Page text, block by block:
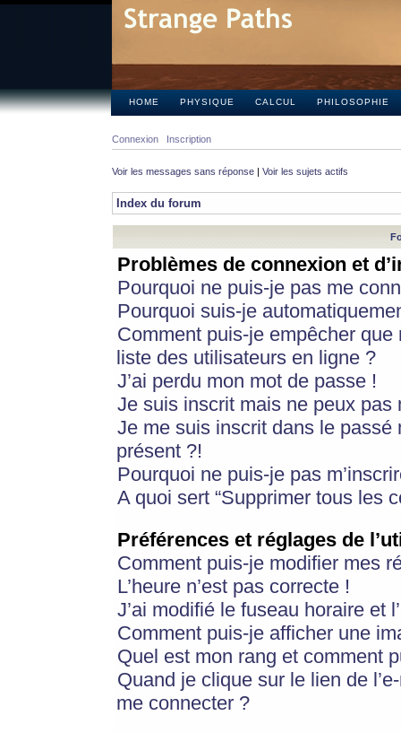
HOME PHYSIQUE CALCUL PHILOSOPHIE
Connexion Inscription
Voir les messages sans réponse | Voir les sujets actifs
Index du forum
Problèmes de connexion et
Pourquoi ne puis-je pas me
Pourquoi suis-je
Comment puis-je empêcher
liste des utilisateurs en ligne ?
J’ai perdu mon mot de passe !
Je suis inscrit mais ne peux pas
Je me suis inscrit dans le
présent ?!
Pourquoi ne puis-je pas
A quoi sert “Supprimer tous les
Préférences et réglages de
Comment puis-je modifier mes
L’heure n’est pas correcte !
J’ai modifié le fuseau horaire et
Comment puis-je afficher une
Quel est mon rang et comment
Quand je clique sur le lien de
me connecter ?